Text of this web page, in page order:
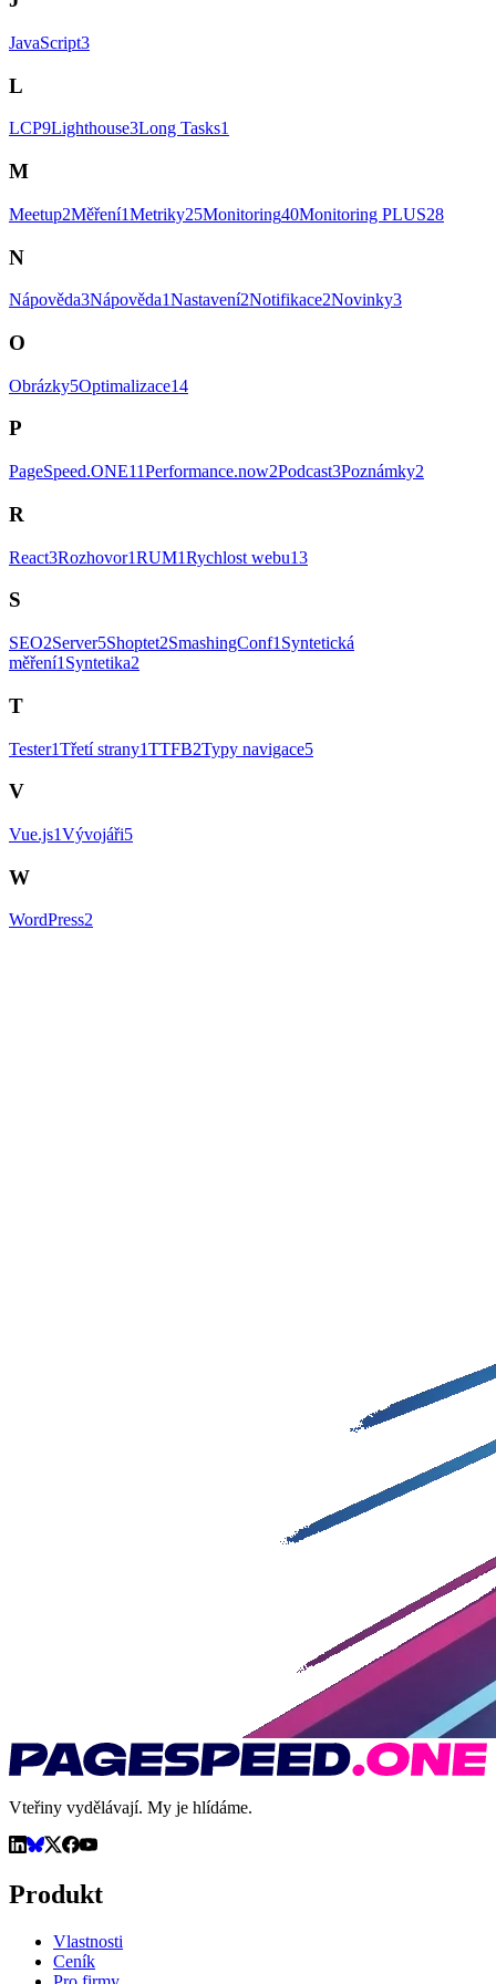
JavaScript3
L
LCP9Lighthouse3Long Tasks1
M
Meetup2Měření1Metriky25Monitoring40Monitoring PLUS28
N
Nápověda3Nápověda1Nastavení2Notifikace2Novinky3
O
Obrázky5Optimalizace14
P
PageSpeed.ONE11Performance.now2Podcast3Poznámky2
R
React3Rozhovor1RUM1Rychlost webu13
S
SEO2Server5Shoptet2SmashingConf1 Syntetická
měření1 Syntetika2
T
Tester1Třetí strany1TTFB2Typy navigace5
V
Vue.js1Vývojáři5
W
WordPress2
Vteřiny vydělávají. My je hlídáme.
Produkt
Vlastnosti
Ceník